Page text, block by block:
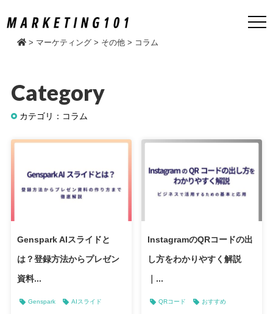
> マーケティング > その他 > コラム
Category
カテゴリ：コラム
Genspark AIスライドと
は？登録方法からプレゼン
資料...
Genspark AIスライド
InstagramのQRコードの出
し方をわかりやすく解説
｜...
QRコード おすすめ